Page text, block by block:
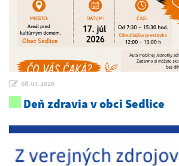
08.07.2026
Deň zdravia v obci Sedlice